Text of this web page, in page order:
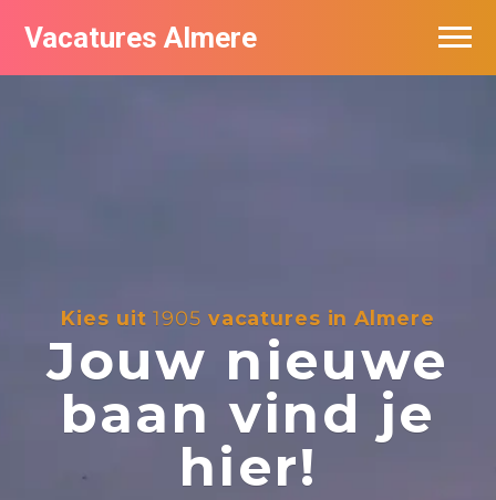
Vacatures Almere
Kies uit1905 vacatures in Almere
Jouw nieuwe
baan vind je
hier!
Vacatures per bedrijf